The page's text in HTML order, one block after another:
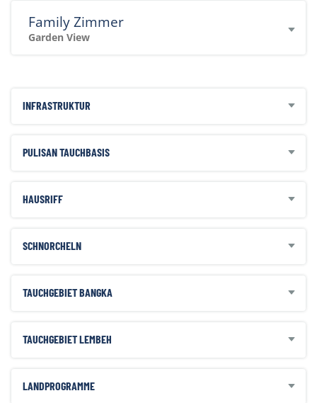
Family Zimmer
Garden View
INFRASTRUKTUR
PULISAN TAUCHBASIS
HAUSRIFF
SCHNORCHELN
TAUCHGEBIET BANGKA
TAUCHGEBIET LEMBEH
LANDPROGRAMME
Komplette Mietausrüstung ca. EUR 60.00